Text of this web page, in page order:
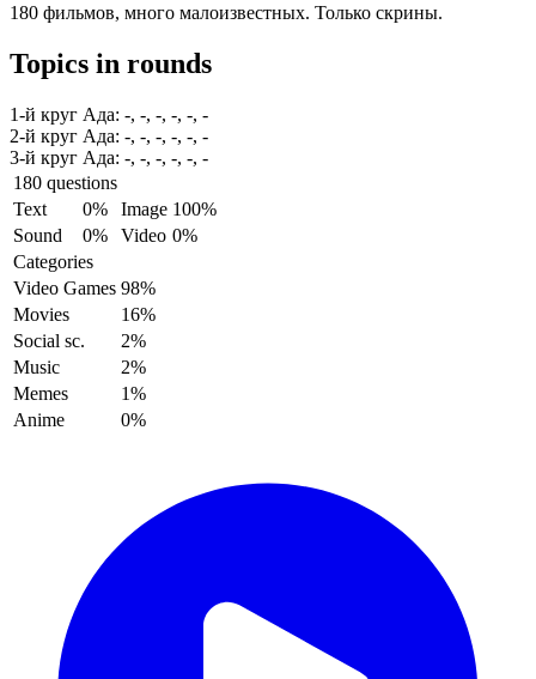
180 фильмов, много малоизвестных. Только скрины.
Topics in rounds
1-й круг Ада: -, -, -, -, -, -
2-й круг Ада: -, -, -, -, -, -
3-й круг Ада: -, -, -, -, -, -
180 questions
Text
0% Image 100%
Sound
0% Video 0%
Categories
Video Games 98%
Movies
16%
Social sc.
2%
Music
2%
Memes
1%
Anime
0%